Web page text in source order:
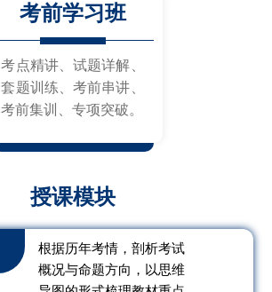
考前学习班
考点精讲、试题详解、
套题训练、考前串讲、
考前集训、专项突破。
授课模块
根据历年考情，剖析考试
概况与命题方向，以思维